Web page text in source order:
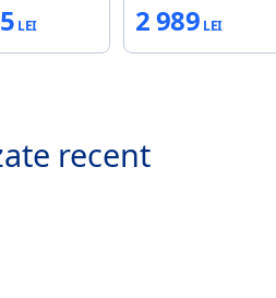
2 989
recent